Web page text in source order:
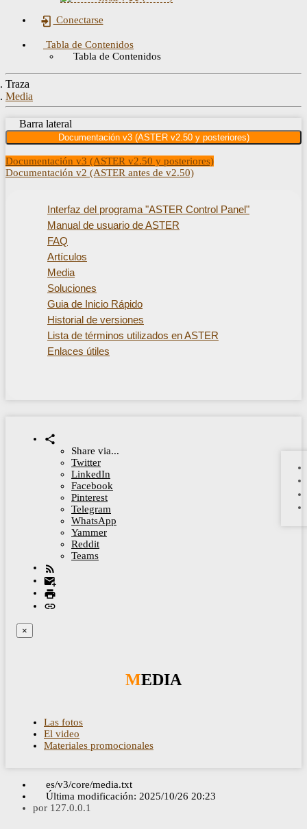
Conectarse
Tabla de Contenidos
Tabla de Contenidos
Traza
Media
Barra lateral
Documentación v3 (ASTER v2.50 y posteriores)
Documentación v3 (ASTER v2.50 y posteriores)
Documentación v2 (ASTER antes de v2.50)
Interfaz del programa "ASTER Control Panel"
Manual de usuario de ASTER
FAQ
Artículos
Media
Soluciones
Guia de Inicio Rápido
Historial de versiones
Lista de términos utilizados en ASTER
Enlaces útiles
Share via...
Twitter
LinkedIn
Facebook
Pinterest
Telegram
WhatsApp
Yammer
Reddit
Teams
×
MEDIA
Las fotos
El video
Materiales promocionales
es/v3/core/media.txt
Última modificación: 2025/10/26 20:23
por 127.0.0.1